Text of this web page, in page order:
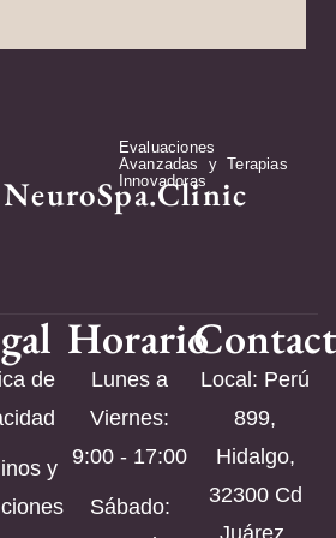
NeuroSpa.Clinic
Evaluaciones
Avanzadas y Terapias
Innovadoras
de
y
Horario
Lunes a
Viernes:
9:00 - 17:00
Sábado:
Local: Perú
899,
Hidalgo,
32300 Cd
Juárez,